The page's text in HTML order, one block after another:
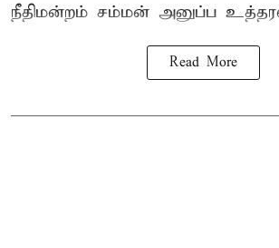
நீதிமன்றம் சம்மன் அனுப்ப
Read More